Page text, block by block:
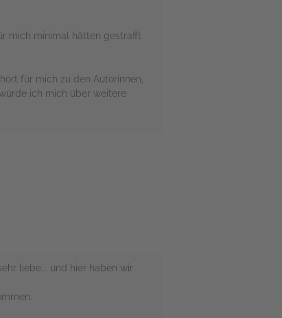
mich minimal hätten gestrafft
für mich zu den Autorinnen,
ich mich über weitere
liebe... und hier haben wir